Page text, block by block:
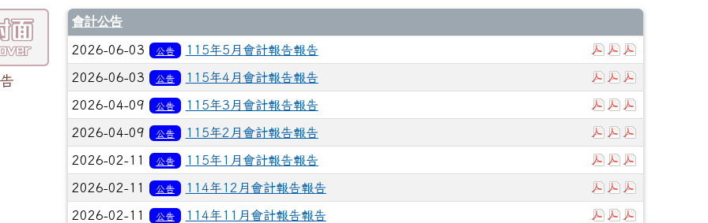
會計公告
下載：115.5月
下載：115.5
2026-06-03 公告 115年5月會計報告報告
下載：115.4月
下載：115.4
2026-06-03 公告 115年4月會計報告報告
下載：115.3月
下載：115.3
2026-04-09 公告 115年3月會計報告報告
下載：115.2月
下載：115.2
2026-04-09 公告 115年2月會計報告報告
下載：115.1月
下載：115.1
2026-02-11 公告 115年1月會計報告報告
下載：114.12月
下載：114.12
2026-02-11 公告 114年12月會計報告報告
下載：114.11月
下載：114.11
2026-02-11 公告 114年11月會計報告報告